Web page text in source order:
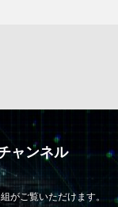
ャンネル
がご覧いただけます。